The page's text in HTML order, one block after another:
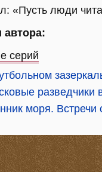
«Пусть люди
автора:
серий
разведчики
моря. Встречи